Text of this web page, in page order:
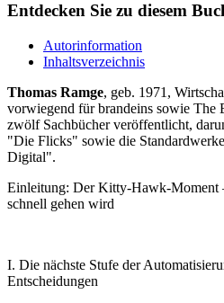
Entdecken Sie zu diesem
Autorinformation
Inhaltsverzeichnis
Thomas Ramge, geb. 1971,
vorwiegend für brandeins sowie The
zwölf Sachbücher veröffentlicht,
"Die Flicks" sowie die
Digital".
Einleitung: Der Kitty-Hawk-Moment
schnell gehen wird
I. Die nächste Stufe der
Entscheidungen